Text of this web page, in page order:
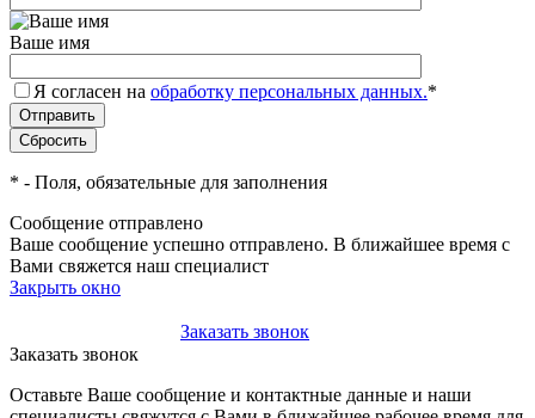
Ваше имя
Я согласен на обработку персональных данных.*
* - Поля, обязательные для заполнения
Сообщение отправлено
Ваше сообщение успешно отправлено. В ближайшее время с
Вами свяжется наш специалист
Закрыть окно
Заказать звонок
Заказать звонок
Оставьте Ваше сообщение и контактные данные и наши